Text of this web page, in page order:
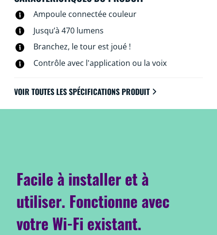
besoin de matériel spécial : les lampes WiZ se
connectent directement au Wi-Fi.
Ampoule connectée couleur
Jusqu’à 470 lumens
Branchez, le tour est joué !
Contrôle avec l'application ou la voix
VOIR TOUTES LES SPÉCIFICATIONS PRODUIT
Facile à installer et à
utiliser. Fonctionne avec
votre Wi-Fi existant.